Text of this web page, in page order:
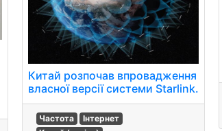
Китай розпочав впровадження
власної версії системи Starlink.
Частота
Інтернет